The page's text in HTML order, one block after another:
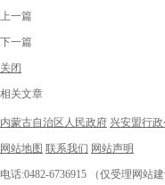
上一篇
下一篇
关闭
相关文章
内蒙古自治区人民政府 兴安盟行
网站地图 联系我们 网站声明
电话:0482-6736915 （仅受理网站